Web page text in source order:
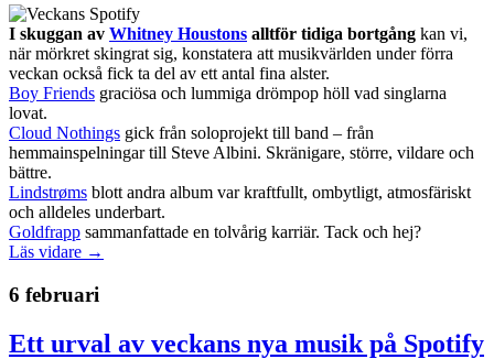
I skuggan av Whitney Houstons alltför tidiga bortgång kan vi,
när mörkret skingrat sig, konstatera att musikvärlden under förra
veckan också fick ta del av ett antal fina alster.
Boy Friends graciösa och lummiga drömpop höll vad singlarna
lovat.
Cloud Nothings gick från soloprojekt till band – från
hemmainspelningar till Steve Albini. Skränigare, större, vildare och
bättre.
Lindstrøms blott andra album var kraftfullt, ombytligt, atmosfäriskt
och alldeles underbart.
Goldfrapp sammanfattade en tolvårig karriär. Tack och hej?
Läs vidare →
6 februari
Ett urval av veckans nya musik på Spotify